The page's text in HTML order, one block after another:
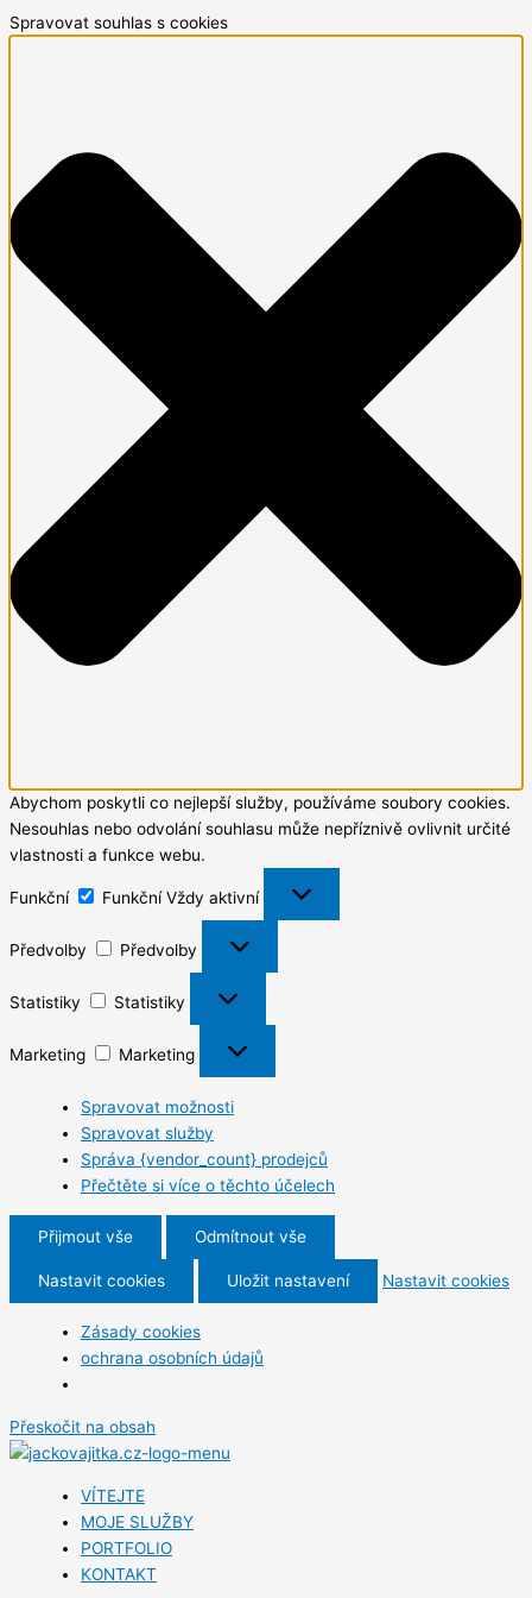
Spravovat souhlas s cookies
Abychom poskytli co nejlepší služby, používáme soubory cookies.
Nesouhlas nebo odvolání souhlasu může nepříznivě ovlivnit určité
vlastnosti a funkce webu.
Funkční Funkční Vždy aktivní
Předvolby Předvolby
Statistiky Statistiky
Marketing Marketing
Spravovat možnosti
Spravovat služby
Správa {vendor_count} prodejců
Přečtěte si více o těchto účelech
Přijmout vše Odmítnout vše
Nastavit cookies Uložit nastavení Nastavit cookies
Zásady cookies
ochrana osobních údajů
Přeskočit na obsah
VÍTEJTE
MOJE SLUŽBY
PORTFOLIO
KONTAKT